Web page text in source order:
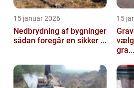
15 januar 2026
Nedbrydning af bygninger
sådan foregår en sikker ...
15
gra...